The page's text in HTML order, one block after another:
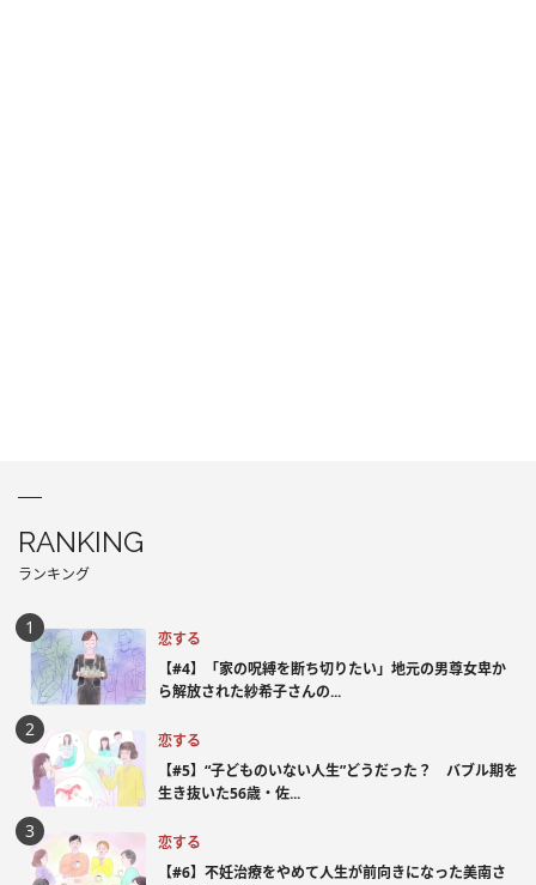
RANKING
ランキング
恋する
【#4】「家の呪縛を断ち切りたい」地元の男尊女卑か
ら解放された紗希子さんの...
恋する
【#5】“子どものいない人生”どうだった？ バブル期を
生き抜いた56歳・佐...
恋する
【#6】不妊治療をやめて人生が前向きになった美南さ